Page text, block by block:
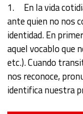
1. En la vida
ante quien no nos
identidad. En
aquel vocablo que
etc.). Cuando
nos reconoce,
identifica nuestra
Analytical
Functional